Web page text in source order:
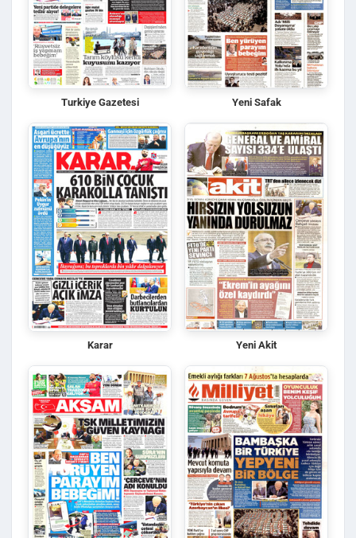
Turkiye Gazetesi Yeni Safak
Karar Yeni Akit